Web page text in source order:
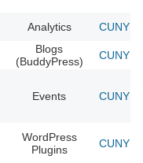
Analytics CUNY
Blogs
(BuddyPress)
CUNY
Events CUNY
WordPress
Plugins
CUNY